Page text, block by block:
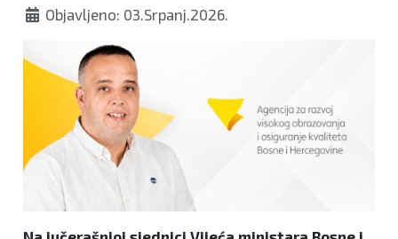
Politika
Zanimljivosti
Objavljeno: 03.Srpanj.2026.